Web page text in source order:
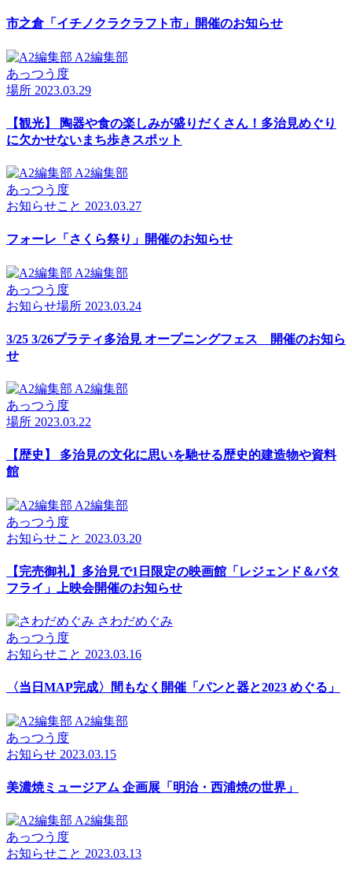
市之倉「イチノクラクラフト市」開催のお知らせ
A2編集部
あっつう度
場所 2023.03.29
【観光】 陶器や食の楽しみが盛りだくさん！多治見めぐり
に欠かせないまち歩きスポット
A2編集部
あっつう度
お知らせこと 2023.03.27
フォーレ「さくら祭り」開催のお知らせ
A2編集部
あっつう度
お知らせ場所 2023.03.24
3/25 3/26プラティ多治見 オープニングフェス 開催のお知ら
せ
A2編集部
あっつう度
場所 2023.03.22
【歴史】 多治見の文化に思いを馳せる歴史的建造物や資料
館
A2編集部
あっつう度
お知らせこと 2023.03.20
【完売御礼】多治見で1日限定の映画館「レジェンド＆バタ
フライ」上映会開催のお知らせ
さわだめぐみ
あっつう度
お知らせこと 2023.03.16
〈当日MAP完成〉間もなく開催「パンと器と2023 めぐる」
A2編集部
あっつう度
お知らせ 2023.03.15
美濃焼ミュージアム 企画展「明治・西浦焼の世界」
A2編集部
あっつう度
お知らせこと 2023.03.13